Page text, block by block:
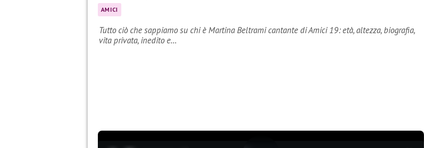
AMICI
Tutto ciò che sappiamo su chi è Martina Beltrami cantante di Amici 19: età, altezza, biografia,
vita privata, inedito e…